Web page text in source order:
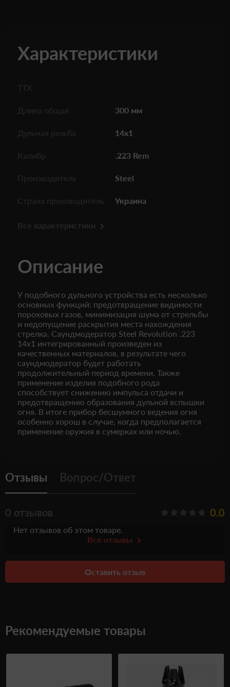
Характеристики
ТТХ
Длина общая 300 мм
Дульная резьба 14х1
Калибр .223 Rem
Производитель Steel
Страна производитель Украина
Все характеристики
Описание
У подобного дульного устройства есть несколько
основных функций: предотвращение видимости
пороховых газов, минимизация шума от стрельбы
и недопущение раскрытия места нахождения
стрелка. Саундмодератор Steel Revolution .223
14х1 интегрированный произведен из
качественных материалов, в результате чего
саундмодератор будет работать
продолжительный период времени. Также
применение изделия подобного рода
способствует снижению импульса отдачи и
предотвращению образования дульной вспышки
огня. В итоге прибор бесшумного ведения огня
особенно хорош в случае, когда предполагается
применение оружия в сумерках или ночью.
Отзывы Вопрос/Ответ
0 отзывов 0.0
Нет отзывов об этом товаре.
Все отзывы
Оставить отзыв
Рекомендуемые товары